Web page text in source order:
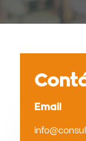
Email